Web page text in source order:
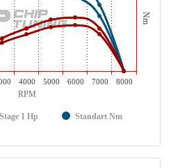
RPM
Nm
Stage 1 Hp
Standart Nm
4000 5000 6000 7000 8000